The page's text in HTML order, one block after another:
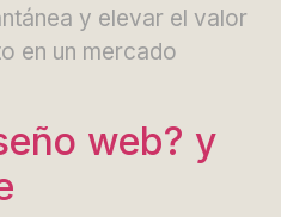
y elevar el valor
en un mercado
web? y